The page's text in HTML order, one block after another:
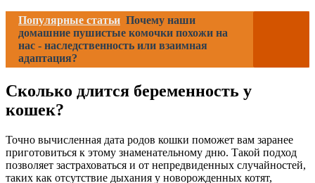
Популярные статьи Почему наши
домашние пушистые комочки похожи на
нас - наследственность или взаимная
адаптация?
Сколько длится беременность у
кошек?
Точно вычисленная дата родов кошки поможет вам заранее
приготовиться к этому знаменательному дню. Такой подход
позволяет застраховаться и от непредвиденных случайностей,
таких как отсутствие дыхания у новорожденных котят,